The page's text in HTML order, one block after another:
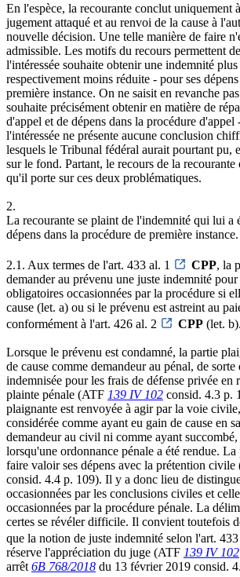
En l'espèce, la recourante conclut uniquement
jugement attaqué et au renvoi de la cause à
nouvelle décision. Une telle manière de faire
admissible. Les motifs du recours permettent
l'intéressée souhaite obtenir une indemnité
respectivement moins réduite - pour ses
première instance. On ne saisit en revanche
souhaite précisément obtenir en matière de
d'appel et de dépens dans la procédure d'appel
l'intéressée ne présente aucune conclusion
lesquels le Tribunal fédéral aurait pourtant pu,
sur le fond. Partant, le recours de la recourante
qu'il porte sur ces deux problématiques.
2.
La recourante se plaint de l'indemnité qui lui a
dépens dans la procédure de première instance.
2.1. Aux termes de l'art. 433 al. 1 CPP, la
demander au prévenu une juste indemnité pour
obligatoires occasionnées par la procédure si
cause (let. a) ou si le prévenu est astreint au
conformément à l'art. 426 al. 2
CPP (let. b).
Lorsque le prévenu est condamné, la partie
de cause comme demandeur au pénal, de
indemnisée pour les frais de défense privée en
plainte pénale (ATF 139 IV 102 consid. 4.3 p.
plaignante est renvoyée à agir par la voie
considérée comme ayant eu gain de cause en
demandeur au civil ni comme ayant succombé,
lorsqu'une ordonnance pénale a été rendue.
faire valoir ses dépens avec la prétention civile
consid. 4.4 p. 109). Il y a donc lieu de
occasionnées par les conclusions civiles et
occasionnées par la procédure pénale. La
certes se révéler difficile. Il convient toutefois
que la notion de juste indemnité selon l'art. 433
réserve l'appréciation du juge (ATF 139 IV 102
arrêt 6B 768/2018 du 13 février 2019 consid.